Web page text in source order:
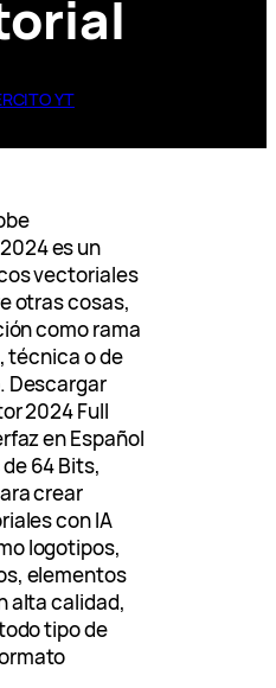
YT
es un
vectoriales
otras cosas,
como rama
técnica o de
Descargar
2024 Full
en Español
64 Bits,
crear
con IA
logotipos,
elementos
alta calidad,
tipo de